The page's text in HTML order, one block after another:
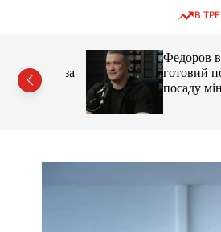
В
за
Федоров
готовий
посаду